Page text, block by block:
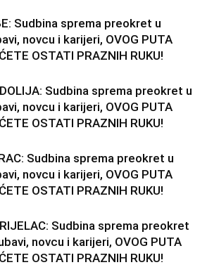
Sudbina sprema preokret u
novcu i karijeri, OVOG PUTA
OSTATI PRAZNIH RUKU!
Sudbina sprema preokret u
novcu i karijeri, OVOG PUTA
OSTATI PRAZNIH RUKU!
Sudbina sprema preokret u
novcu i karijeri, OVOG PUTA
OSTATI PRAZNIH RUKU!
Sudbina sprema preokret
novcu i karijeri, OVOG PUTA
OSTATI PRAZNIH RUKU!